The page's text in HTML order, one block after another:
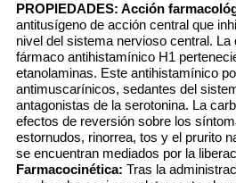
PROPIEDADES: Acción
antitusígeno de acción central que
nivel del sistema nervioso central.
fármaco antihistamínico H1
etanolaminas. Este antihistamínico
antimuscarínicos, sedantes del
antagonistas de la serotonina. La
efectos de reversión sobre los
estornudos, rinorrea, tos y el prurito
se encuentran mediados por la
Farmacocinética: Tras la